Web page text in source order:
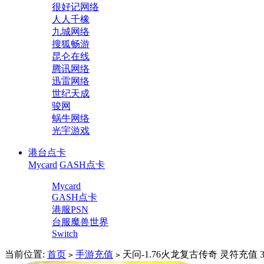
很好记网络
人人千橡
九城网络
搜狐畅游
昆仑在线
腾讯网络
迅雷网络
世纪天成
骏网
蜗牛网络
光宇游戏
港台点卡
Mycard GASH点卡
Mycard
GASH点卡
港服PSN
台服魔兽世界
Switch
当前位置: 首页 > 手游充值 > 天问-1.76火龙复古传奇 灵符充值